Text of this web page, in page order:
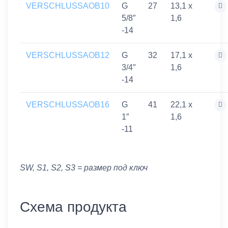
VERSCHLUSSAOB10
G
5/8″
-14
27
13,1 x
1,6
VERSCHLUSSAOB12
G
3/4″
-14
32
17,1 x
1,6
VERSCHLUSSAOB16
G
1″
-11
41
22,1 x
1,6
SW, S1, S2, S3 = размер под ключ
Схема продукта